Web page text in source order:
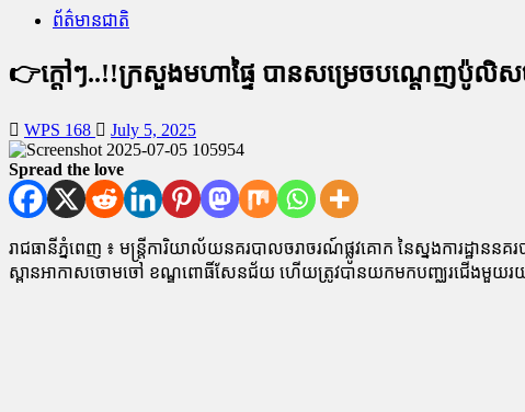
ព័ត៌មានជាតិ
👉ក្តៅៗ..!!ក្រសួងមហាផ្ទៃ បានសម្រេចបណ្តេញ​ប៉ូលិ
WPS 168 July 5, 2025
Spread the love
រាជធានី​ភ្នំពេញ ៖ មន្ត្រី​ការិយាល័យ​នគរបាល​ចរាចរណ៍​ផ្លូវគោក នៃ​ស្នងការដ្ឋា
ស្ពាន​អាកាស​ចោម​ចៅ ខណ្ឌ​ពោធិ៍​សែន​ជ័យ ហើយ​ត្រូវ​បាន​យក​មក​បញ្ឈរជើង​មួយ​រយ